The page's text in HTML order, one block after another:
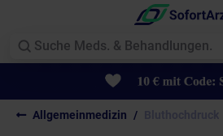
Allgemeinmedizin